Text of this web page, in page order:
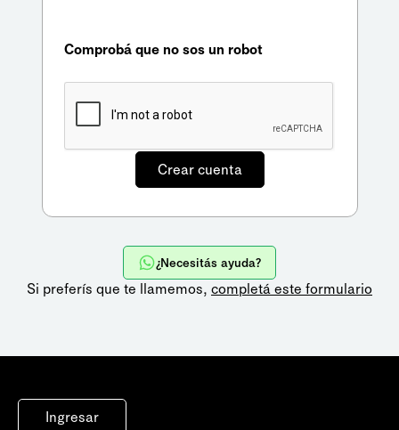
Comprobá que no sos un robot
¿Necesitás ayuda?
Si preferís que te llamemos, completá este formulario
Ingresar